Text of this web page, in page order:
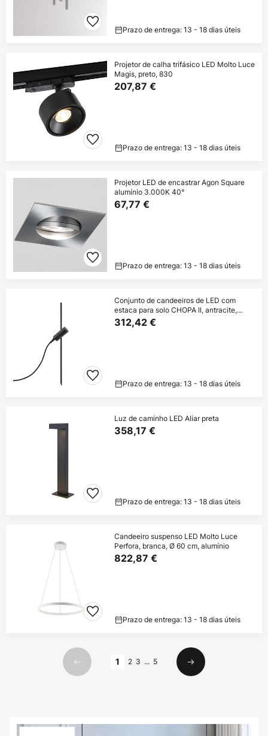
Prazo de entrega: 13 - 18 dias úteis
Projetor de calha trifásico LED Molto Luce
Magis, preto, 830
207,87 €
Prazo de entrega: 13 - 18 dias úteis
Projetor LED de encastrar Agon Square
alumínio 3.000K 40°
67,77 €
Prazo de entrega: 13 - 18 dias úteis
Conjunto de candeeiros de LED com
estaca para solo CHOPA II, antracite,
CCT,
312,42 €
Prazo de entrega: 13 - 18 dias úteis
Luz de caminho LED Aliar preta
358,17 €
Prazo de entrega: 13 - 18 dias úteis
Candeeiro suspenso LED Molto Luce
Perfora, branca, Ø 60 cm, alumínio
822,87 €
Prazo de entrega: 13 - 18 dias úteis
Anterior
1 2 3 ... 5
Seguinte